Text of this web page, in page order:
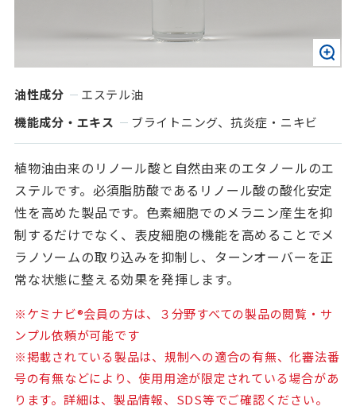
油性成分
エステル油
機能成分・エキス
ブライトニング、抗炎症・ニキビ
植物油由来のリノール酸と自然由来のエタノールのエ
ステルです。必須脂肪酸であるリノール酸の酸化安定
性を高めた製品です。色素細胞でのメラニン産生を抑
制するだけでなく、表皮細胞の機能を高めることでメ
ラノソームの取り込みを抑制し、ターンオーバーを正
常な状態に整える効果を発揮します。
※ケミナビ®会員の方は、３分野すべての製品の閲覧・サ
ンプル依頼が可能です
※掲載されている製品は、規制への適合の有無、化審法番
号の有無などにより、使用用途が限定されている場合があ
ります。詳細は、製品情報、SDS等でご確認ください。